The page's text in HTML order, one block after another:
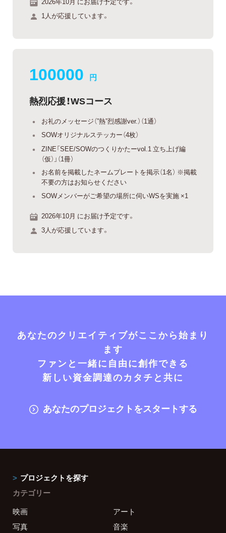
1人が応援しています。
100000 円
熱烈応援！WSコース
お礼のメッセージ（”熱”烈感謝ver.）（1通）
SOWオリジナルステッカー（4枚）
ZINE「SEE/SOWのつくりかたーvol.1 立ち上げ編
（仮）」（1冊）
お名前を掲載したネームプレートを掲示（1名） ※掲載
不要の方はお知らせください
SOWメンバーがご希望の場所に伺いWSを実施 ×1
2026年10月 にお届け予定です。
3人が応援しています。
あなたのクリエイティブがここから始まり
ます
ファンと一緒に自由に創作できる
新しい資金調達のカタチと共に
あなたのプロジェクトをスタートする
プロジェクトを探す
カテゴリー
映画
アート
写真
音楽